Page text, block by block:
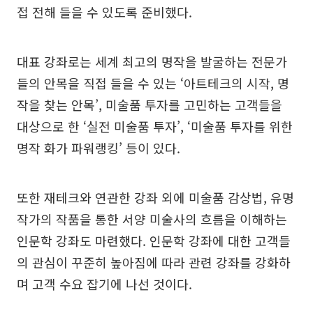
접 전해 들을 수 있도록 준비했다.
대표 강좌로는 세계 최고의 명작을 발굴하는 전문가
들의 안목을 직접 들을 수 있는 ‘아트테크의 시작, 명
작을 찾는 안목’, 미술품 투자를 고민하는 고객들을
대상으로 한 ‘실전 미술품 투자’, ‘미술품 투자를 위한
명작 화가 파워랭킹’ 등이 있다.
또한 재테크와 연관한 강좌 외에 미술품 감상법, 유명
작가의 작품을 통한 서양 미술사의 흐름을 이해하는
인문학 강좌도 마련했다. 인문학 강좌에 대한 고객들
의 관심이 꾸준히 높아짐에 따라 관련 강좌를 강화하
며 고객 수요 잡기에 나선 것이다.